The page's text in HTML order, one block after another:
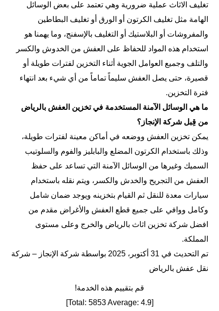
تغليف الاثاث عملية ضرورية وهي تعتمد على بعض الوسائل
الهامة مثل تغليف الكرتون أو الورق أو تغليف البطاطين
والمفروشات أو البلاستيك أو التغليف بالإسفنج، وما يهمنا هو
استخدام هذه المواد للحفاظ على العفش من الخدوش والكسر
والتلف وجميع العوامل الجوية أثناء التخزين لفترات طويلة أو
قصيرة، حتى يصل العفش سليماً تماماً من أي شيء بعد انتهاء
فترة التخزين.
ما هي الوسائل الآمنة المستخدمة في تخزين العفش بالرياض
من قِبل شركة الإنجاز؟
يمكن تخزين العفش ووضعه في أماكن معينة لفترات طويلة،
وذلك باستخدام الكرتون المضلع والبابليز والفوم والسلوتيب
السميك وغيرها من الوسائل الآمنة التي تساعد على حفظ
العفش من التجريح والخدش والكسر، ويتم نقله باستخدام
سيارات معدة للنقل ثم القيام بتخزينه ويوجد ضمان شامل
وكامل ووافي على جميع قطع العفش والأغراض مقدم من
افضل شركة تخزين اثاث بالرياض والخرج وعلى مستوى
المملكة.
تم التحديث في 31 أكتوبر، 2025 بواسطة
شركة الإنجاز – شركة
نقل عفش بالرياض
قم بتقييم هذه الخدمة!
[Total:
5853Average: 4.9
]